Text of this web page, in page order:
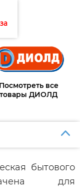
Посмотреть все
товары ДИОЛД
бытового
для